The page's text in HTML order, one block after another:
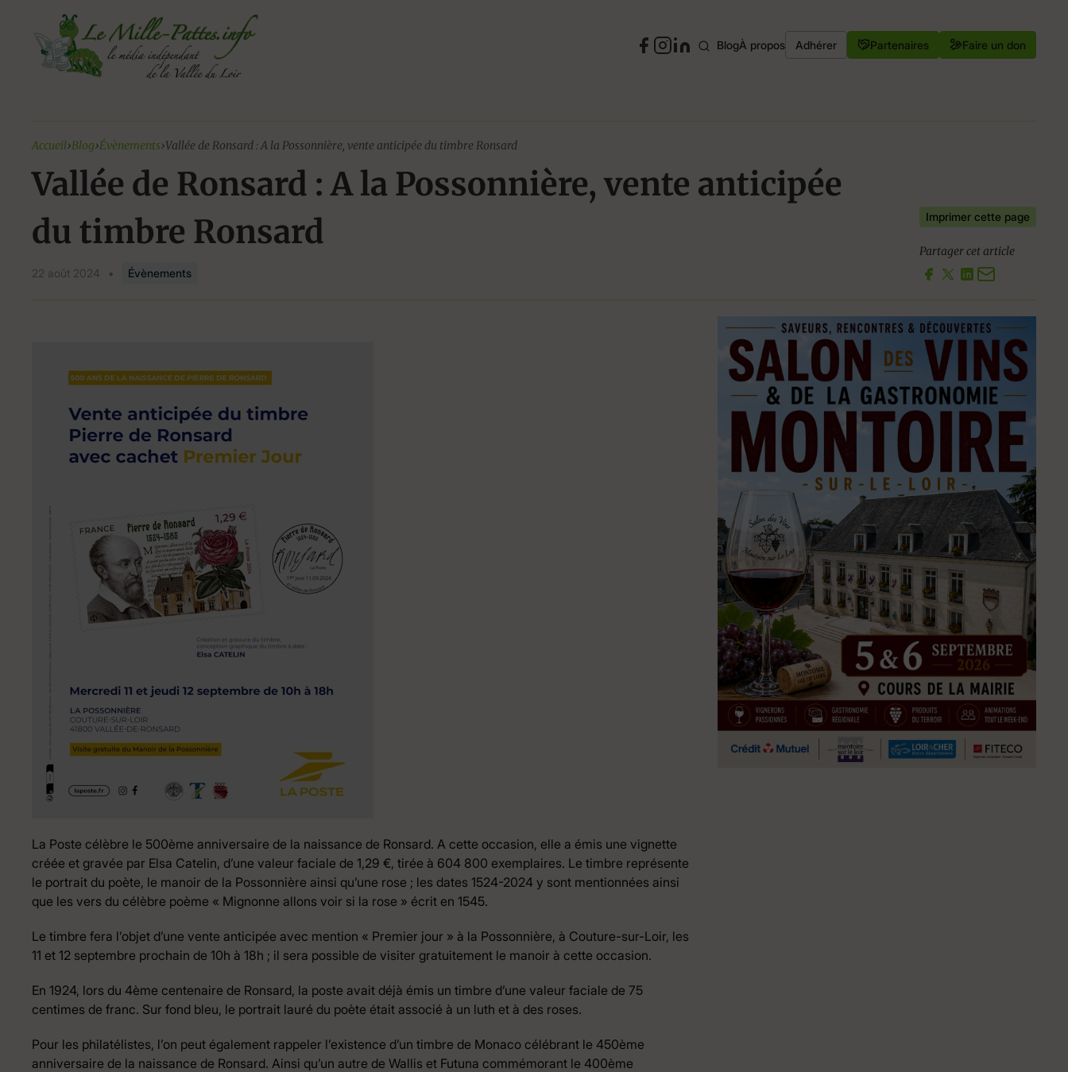
contenu
BlogÀ propos Adhérer Partenaires Faire un don
Accueil›Blog›Évènements›Vallée de Ronsard : A la Possonnière, vente anticipée du timbre Ronsard
Vallée de Ronsard : A la Possonnière, vente anticipée
du timbre Ronsard
22 août 2024 • Évènements
Imprimer cette page
Partager cet article
La Poste célèbre le 500ème anniversaire de la naissance de Ronsard. A cette occasion, elle a émis une vignette
créée et gravée par Elsa Catelin, d’une valeur faciale de 1,29 €, tirée à 604 800 exemplaires. Le timbre représente
le portrait du poète, le manoir de la Possonnière ainsi qu’une rose ; les dates 1524-2024 y sont mentionnées ainsi
que les vers du célèbre poème « Mignonne allons voir si la rose » écrit en 1545.
Le timbre fera l’objet d’une vente anticipée avec mention « Premier jour » à la Possonnière, à Couture-sur-Loir, les
11 et 12 septembre prochain de 10h à 18h ; il sera possible de visiter gratuitement le manoir à cette occasion.
En 1924, lors du 4ème centenaire de Ronsard, la poste avait déjà émis un timbre d’une valeur faciale de 75
centimes de franc. Sur fond bleu, le portrait lauré du poète était associé à un luth et à des roses.
Pour les philatélistes, l’on peut également rappeler l’existence d’un timbre de Monaco célébrant le 450ème
anniversaire de la naissance de Ronsard. Ainsi qu’un autre de Wallis et Futuna commémorant le 400ème